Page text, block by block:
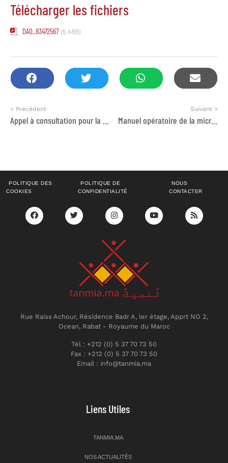
Télécharger les fichiers
DAO_83472567 (5 MB)
< Précédent Suivant >
Manuel opératoire de la microfranchise sociale et solidaire STARLAB
POLITIQUE DES
COOKIES
POLITIQUE DE
CONFIDENTIALITÉ
NOUS
CONTACTER
Rue Raiss Achour, Résidence Badr A, ler étage, Apprt NO 2,
Ocean, Rabat - Royaume du Maroc
Tél : +212 (0) 5 37 70 73 50
Fax : +212 (0) 5 37 70 73 50
Email : info@tanmia.ma
Liens Utiles
TANMIA.MA
NOS ACTUALITÉS